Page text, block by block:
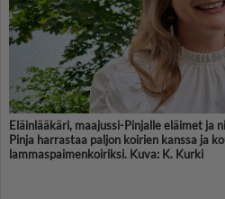
Eläinlääkäri, maajussi-Pinjalle eläimet ja
Pinja harrastaa paljon koirien kanssa ja
lammaspaimenkoiriksi. Kuva: K. Kurki